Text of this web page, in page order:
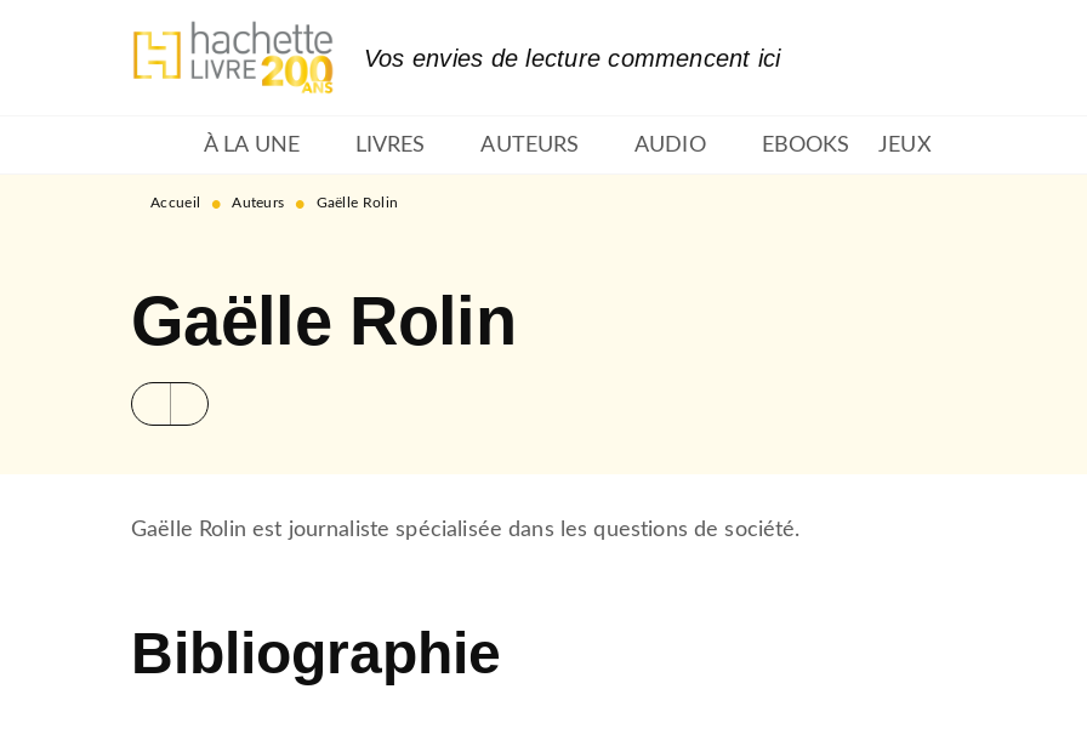
MENU RECHERCHE
Vos envies de lecture commencent ici
À LA UNE LIVRES AUTEURS AUDIO EBOOKS JEUX
Accueil • Auteurs • Gaëlle Rolin
Gaëlle Rolin
Gaëlle Rolin est journaliste spécialisée dans les questions de société.
Bibliographie